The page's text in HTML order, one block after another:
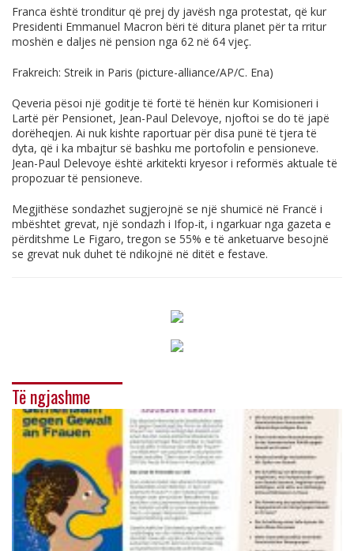
Franca është tronditur që prej dy javësh nga protestat, që kur
Presidenti Emmanuel Macron bëri të ditura planet për ta rritur
moshën e daljes në pension nga 62 në 64 vjeç.
Frakreich: Streik in Paris (picture-alliance/AP/C. Ena)
Qeveria pësoi një goditje të fortë të hënën kur Komisioneri i
Lartë për Pensionet, Jean-Paul Delevoye, njoftoi se do të japë
dorëheqjen. Ai nuk kishte raportuar për disa punë të tjera të
dyta, që i ka mbajtur së bashku me portofolin e pensioneve.
Jean-Paul Delevoye është arkitekti kryesor i reformës aktuale të
propozuar të pensioneve.
Megjithëse sondazhet sugjerojnë se një shumicë në Francë i
mbështet grevat, një sondazh i Ifop-it, i ngarkuar nga gazeta e
përditshme Le Figaro, tregon se 55% e të anketuarve besojnë
se grevat nuk duhet të ndikojnë në ditët e festave.
Të ngjashme